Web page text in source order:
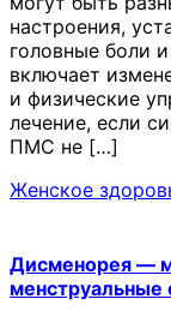
настроения,
головные боли
включает
и физические
лечение, если
ПМС не […]
Женское
Дисменорея —
менструальные